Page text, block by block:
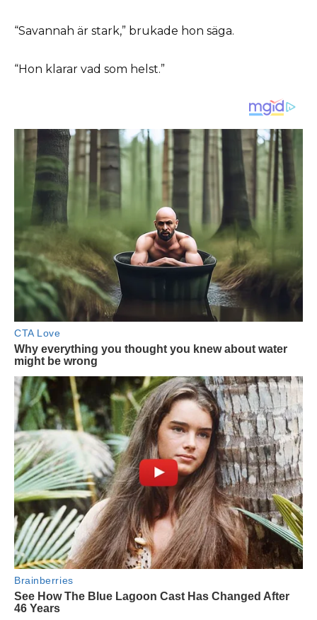
“Savannah är stark,” brukade hon säga.
“Hon klarar vad som helst.”